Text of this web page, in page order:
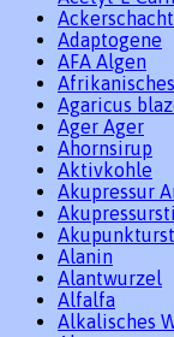
Adaptogene
AFA Algen
Agaricus
Ager Ager
Ahornsirup
Aktivkohle
Akupressur
Alanin
Alantwurzel
Alfalfa
Alkalisches